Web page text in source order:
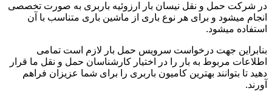
در شرکت حمل و نقل نیسان بار ارزوئیه باربری به صورت تخصصی
انجام میشود و برای هر نوع باری از ماشین باری متناسب با آن
استفاده میشود.
بنابراین جهت درخواست سرویس حمل بار لازم است تمامی
اطلاعات مربوط به بار را در اختیار کارشناسان حمل و نقل ما قرار
دهید تا بتوانند بهترین کامیون باربری را برای شما عزیزان فراهم
آورند.